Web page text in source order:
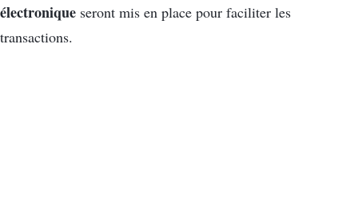
électronique seront mis en place pour faciliter les
transactions.